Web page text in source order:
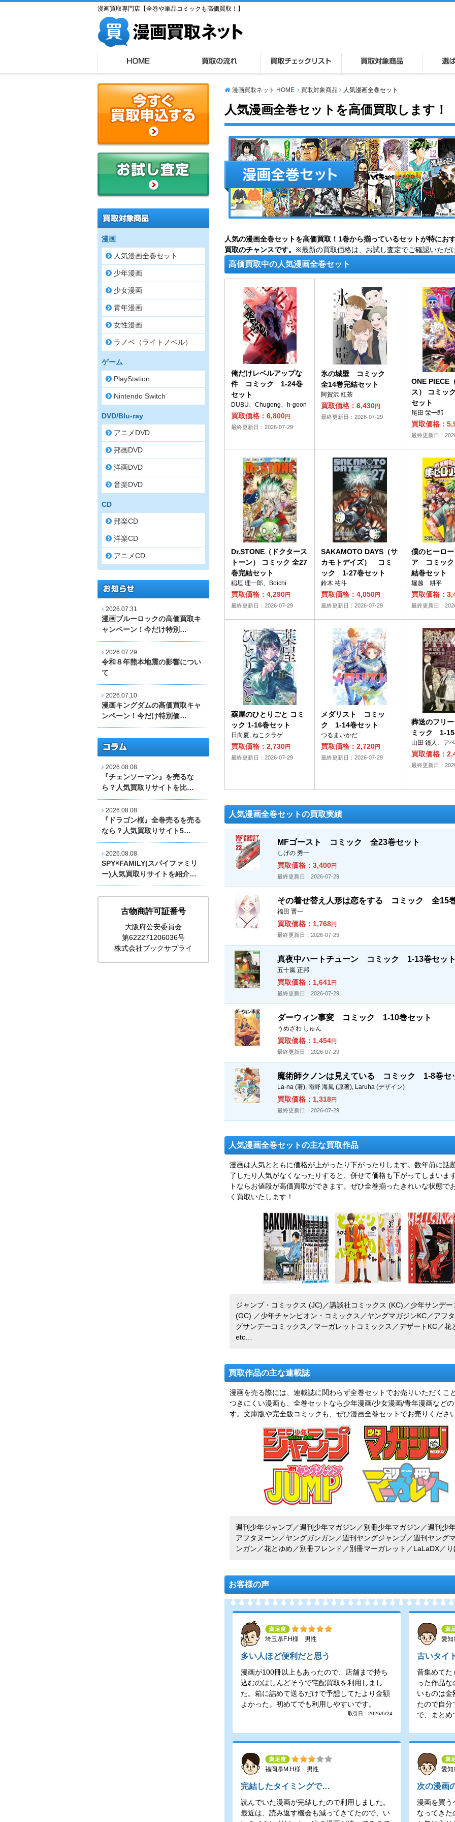
漫画買取専門店【全巻や単品コミックも高価買取！】
漫画買取ネット HOME 買取対象商品 人気漫画全巻セット
人気漫画全巻セットを高価買取します！
人気の漫画全巻セットを高価買取！1巻から揃っているセットが特にお
買取のチャンスです。 ※最新の買取価格は、お試し査定でご確認いた
高価買取中の人気漫画全巻セット
俺だけレベルアップな
件 コミック 1-24巻
セット
DUBU、Chugong、h-goon
買取価格：6,800円
最終更新日：2026-07-29
氷の城壁 コミック
全14巻完結セット
阿賀沢 紅茶
買取価格：6,430円
最終更新日：2026-07-29
ONE PIECE
ス） コミッ
セット
尾田 栄一郎
買取価格：
最終更新日：
Dr.STONE（ドクタース
トーン） コミック 全27
巻完結セット
稲垣 理一郎、Boichi
買取価格：4,290円
最終更新日：2026-07-29
SAKAMOTO DAYS（サ
カモトデイズ） コミ
ック 1-27巻セット
鈴木 祐斗
買取価格：4,050円
最終更新日：2026-07-29
僕のヒーロ
ア コミッ
結巻セット
堀越 耕平
買取価格：
最終更新日：
薬屋のひとりごと コミ
ック 1-16巻セット
日向夏, ねこクラゲ
買取価格：2,730円
最終更新日：2026-07-29
メダリスト コミッ
ク 1-14巻セット
つるまいかだ
買取価格：2,720円
最終更新日：2026-07-29
葬送のフリ
ミック 1-15
山田 鐘人、ア
買取価格：
最終更新日：
人気漫画全巻セットの買取実績
MFゴースト コミック 全23巻セット
しげの 秀一
買取価格：3,400円
最終更新日：2026-07-29
その着せ替え人形は恋をする コミック 全15
福田 晋一
買取価格：1,768円
最終更新日：2026-07-29
真夜中ハートチューン コミック 1-13巻セッ
五十嵐 正邦
買取価格：1,641円
最終更新日：2026-07-29
ダーウィン事変 コミック 1-10巻セット
うめざわ しゅん
買取価格：1,454円
最終更新日：2026-07-29
魔術師クノンは見えている コミック 1-8巻セ
La-na (著), 南野 海風 (原著), Laruha (デザイン)
買取価格：1,318円
最終更新日：2026-07-29
人気漫画全巻セットの主な買取作品
漫画は人気とともに価格が上がったり下がったりします。数年前に話
了したり人気がなくなったりすると、併せて価格も下がってしまいま
トならお値段が高価買取ができます。ぜひ全巻揃ったきれいな状態
く買取いたします！
ジャンプ・コミックス (JC)／講談社コミックス (KC)／少年サンデ
(GC) ／少年チャンピオン・コミックス／ヤングマガジンKC／アフ
グサンデーコミックス／マーガレットコミックス／デザートKC／
etc…
買取作品の主な連載誌
漫画を売る際には、連載誌に関わらず全巻セットでお売りいただくこ
つきにくい漫画も、全巻セットなら少年漫画/少女漫画/青年漫画など
す。文庫版や完全版コミックも、ぜひ漫画全巻セットでお売りくださ
週刊少年ジャンプ／週刊少年マガジン／別冊少年マガジン／週刊少
アフタヌーン／ヤングガンガン／週刊ヤングジャンプ／週刊ヤング
ンガン／花とゆめ／別冊フレンド／別冊マーガレット／LaLaDX
お客様の声
埼玉県F.H様 男性
多い人ほど便利だと思う
漫画が100冊以上もあったので、店舗まで持ち
込むのはしんどそうで宅配買取を利用しまし
た。箱に詰めて送るだけで予想してたより金額
よかった。初めてでも利用しやすいです。
取引日：2026/6/24
愛
古いタイ
昔集めてた
った作品
いものは金
たので自分
で、まとめ
福岡県M.H様 男性
完結したタイミングで…
読んでいた漫画が完結したので利用しました。
最近は、読み返す機会も減ってきてたので、い
愛
次の漫画
漫画を買う
なってきた
漫画
人気漫画全巻セット
少年漫画
少女漫画
青年漫画
女性漫画
ラノベ（ライトノベル）
ゲーム
PlayStation
Nintendo Switch
DVD/Blu-ray
アニメDVD
邦画DVD
洋画DVD
音楽DVD
CD
邦楽CD
洋楽CD
アニメCD
2026.07.31
漫画ブルーロックの高価買取キ
ャンペーン！今だけ特別…
2026.07.29
令和８年熊本地震の影響につい
て
2026.07.10
漫画キングダムの高価買取キャ
ンペーン！今だけ特別価…
2026.08.08
『チェンソーマン』を売るな
ら？人気買取りサイトを比…
2026.08.08
『ドラゴン桜』全巻売るを売る
なら？人気買取りサイト5…
2026.08.08
SPY×FAMILY(スパイファミリ
ー)人気買取りサイトを紹介…
古物商許可証番号
大阪府公安委員会
第622271206036号
株式会社ブックサプライ